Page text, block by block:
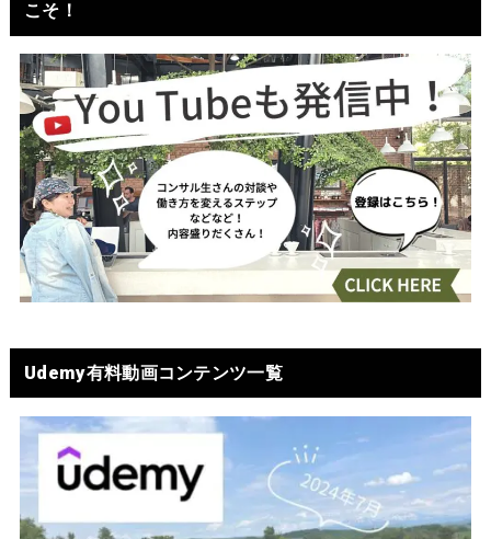
こそ！
Udemy有料動画コンテンツ一覧